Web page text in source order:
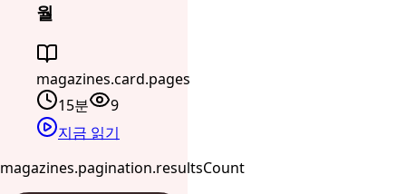
월
magazines.card.pages
15분
9
지금 읽기
magazines.pagination.resultsCount